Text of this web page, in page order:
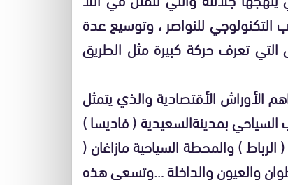
التكنولوجي للنواصر ، وتوسيع عدة
التي تعرف حركة كبيرة مثل الطريق
الأوراش الأقتصادية والذي يتمثل
بمدينةالسعيدية ( فاديسا )
) والمحطة السياحية مازاغان (
والعيون والداخلة …وتسعى هذه